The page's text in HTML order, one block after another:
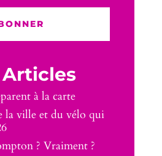
à la carte
la ville et du vélo qui
? Vraiment ?